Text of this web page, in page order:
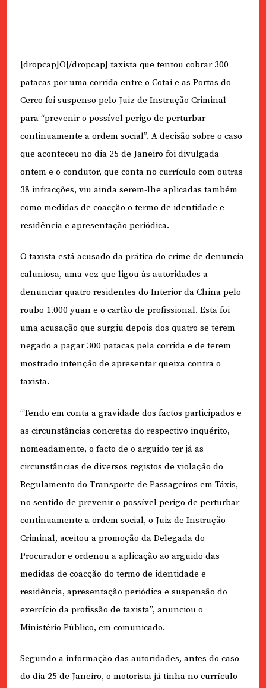
[dropcap]O[/dropcap] taxista que tentou cobrar 300
patacas por uma corrida entre o Cotai e as Portas do
Cerco foi suspenso pelo Juiz de Instrução Criminal
para “prevenir o possível perigo de perturbar
continuamente a ordem social”. A decisão sobre o caso
que aconteceu no dia 25 de Janeiro foi divulgada
ontem e o condutor, que conta no currículo com outras
38 infracções, viu ainda serem-lhe aplicadas também
como medidas de coacção o termo de identidade e
residência e apresentação periódica.
O taxista está acusado da prática do crime de denuncia
caluniosa, uma vez que ligou às autoridades a
denunciar quatro residentes do Interior da China pelo
roubo 1.000 yuan e o cartão de profissional. Esta foi
uma acusação que surgiu depois dos quatro se terem
negado a pagar 300 patacas pela corrida e de terem
mostrado intenção de apresentar queixa contra o
taxista.
“Tendo em conta a gravidade dos factos participados e
as circunstâncias concretas do respectivo inquérito,
nomeadamente, o facto de o arguido ter já as
circunstâncias de diversos registos de violação do
Regulamento do Transporte de Passageiros em Táxis,
no sentido de prevenir o possível perigo de perturbar
continuamente a ordem social, o Juiz de Instrução
Criminal, aceitou a promoção da Delegada do
Procurador e ordenou a aplicação ao arguido das
medidas de coacção do termo de identidade e
residência, apresentação periódica e suspensão do
exercício da profissão de taxista”, anunciou o
Ministério Público, em comunicado.
Segundo a informação das autoridades, antes do caso
do dia 25 de Janeiro, o motorista já tinha no currículo